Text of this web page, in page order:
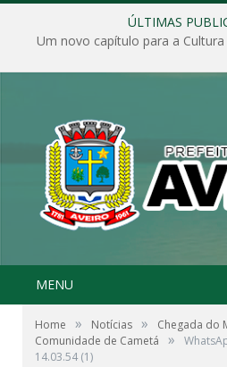
ÚLTIMAS
Um novo capítulo para a
MENU
Home » Notícias »
Chegada do
Comunidade de Cametá
»
14.03.54 (1)